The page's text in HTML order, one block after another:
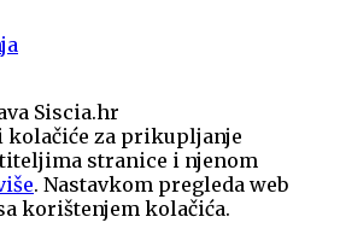
Siscia.hr
kolačiće za prikupljanje
stranice i njenom
. Nastavkom pregleda web
korištenjem kolačića.